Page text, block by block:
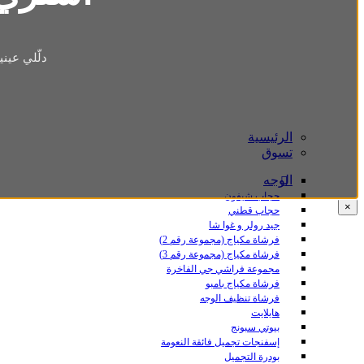
الرئيسية
تسوق
الوجه
حجاب شيفون
حجاب قطني
جيد رولر و غوا شا
فرشاة مكياج (مجموعة رقم 2)
فرشاة مكياج (مجموعة رقم 3)
مجموعة فراشي جي الفاخرة
فرشاة مكياج بامبو
فرشاة تنظيف الوجه
هايلايت
بيوتي سبونج
إسفنجات تجميل فائقة النعومة
بودرة التجميل
دلّلي
×